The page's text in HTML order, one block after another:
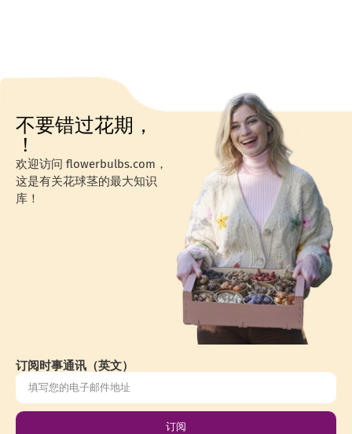
不要错过花期，
！
欢迎访问 flowerbulbs.com，
这是有关花球茎的最大知识
库！
订阅时事通讯（英文）
订阅